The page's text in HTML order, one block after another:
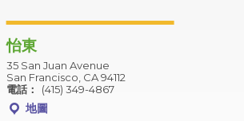
怡東
35 San Juan Avenue
San Francisco, CA 94112
電話：
(415) 349-4867
地圖